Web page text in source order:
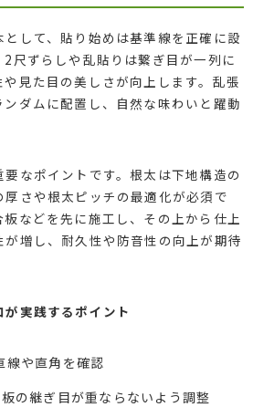
して、貼り始めは基準線を正確に設
尺ずらしや乱貼りは繋ぎ目が一列に
見た目の美しさが向上します。乱張
ダムに配置し、自然な味わいと躍動
なポイントです。根太は下地構造の
さや根太ピッチの最適化が必須で
などを先に施工し、その上から仕上
増し、耐久性や防音性の向上が期待
実践するポイント
線や直角を確認
の継ぎ目が重ならないよう調整